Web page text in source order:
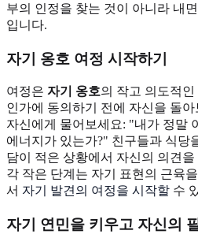
부의 인정을 찾는 것이 아니라 내
입니다.
자기 옹호 여정 시작하기
여정은 자기 옹호의 작고 의도적
인가에 동의하기 전에 자신을 돌
자신에게 물어보세요: "내가 정말
에너지가 있는가?" 친구들과 식당
담이 적은 상황에서 자신의 의견
각 작은 단계는 자기 표현의 근육
서 자기 발견의 여정을 시작할 수
자기 연민을 키우고 자신의